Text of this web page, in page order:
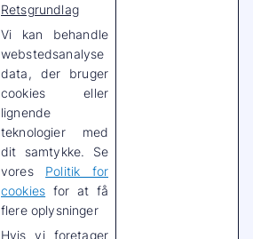
Retsgrundlag
Vi kan behandle
webstedsanalyse
data, der bruger
cookies eller
lignende
teknologier med
dit samtykke. Se
vores Politik for
cookies for at få
flere oplysninger
Hvis vi foretager